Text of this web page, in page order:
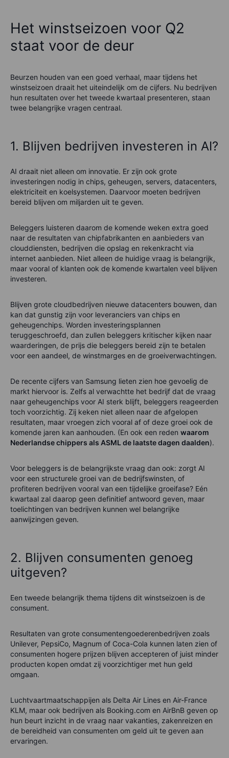
Het winstseizoen voor Q2
staat voor de deur
Beurzen houden van een goed verhaal, maar tijdens het
winstseizoen draait het uiteindelijk om de cijfers. Nu bedrijven
hun resultaten over het tweede kwartaal presenteren, staan
twee belangrijke vragen centraal.
1. Blijven bedrijven investeren in AI?
AI draait niet alleen om innovatie. Er zijn ook grote
investeringen nodig in chips, geheugen, servers, datacenters,
elektriciteit en koelsystemen. Daarvoor moeten bedrijven
bereid blijven om miljarden uit te geven.
Beleggers luisteren daarom de komende weken extra goed
naar de resultaten van chipfabrikanten en aanbieders van
clouddiensten, bedrijven die opslag en rekenkracht via
internet aanbieden. Niet alleen de huidige vraag is belangrijk,
maar vooral of klanten ook de komende kwartalen veel blijven
investeren.
Blijven grote cloudbedrijven nieuwe datacenters bouwen, dan
kan dat gunstig zijn voor leveranciers van chips en
geheugenchips. Worden investeringsplannen
teruggeschroefd, dan zullen beleggers kritischer kijken naar
waarderingen, de prijs die beleggers bereid zijn te betalen
voor een aandeel, de winstmarges en de groeiverwachtingen.
De recente cijfers van Samsung lieten zien hoe gevoelig de
markt hiervoor is. Zelfs al verwachtte het bedrijf dat de vraag
naar geheugenchips voor AI sterk blijft, beleggers reageerden
toch voorzichtig. Zij keken niet alleen naar de afgelopen
resultaten, maar vroegen zich vooral af of deze groei ook de
komende jaren kan aanhouden. (En ook een reden waarom
Nederlandse chippers als ASML de laatste dagen daalden).
Voor beleggers is de belangrijkste vraag dan ook: zorgt AI
voor een structurele groei van de bedrijfswinsten, of
profiteren bedrijven vooral van een tijdelijke groeifase? Eén
kwartaal zal daarop geen definitief antwoord geven, maar
toelichtingen van bedrijven kunnen wel belangrijke
aanwijzingen geven.
2. Blijven consumenten genoeg
uitgeven?
Een tweede belangrijk thema tijdens dit winstseizoen is de
consument.
Resultaten van grote consumentengoederenbedrijven zoals
Unilever, PepsiCo, Magnum of Coca-Cola kunnen laten zien of
consumenten hogere prijzen blijven accepteren of juist minder
producten kopen omdat zij voorzichtiger met hun geld
omgaan.
Luchtvaartmaatschappijen als Delta Air Lines en Air-France
KLM, maar ook bedrijven als Booking.com en AirBnB geven op
hun beurt inzicht in de vraag naar vakanties, zakenreizen en
de bereidheid van consumenten om geld uit te geven aan
ervaringen.